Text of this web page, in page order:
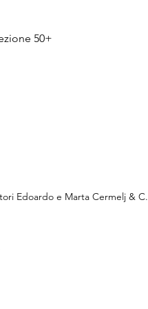
50+
Edoardo e Marta Cermelj & C.